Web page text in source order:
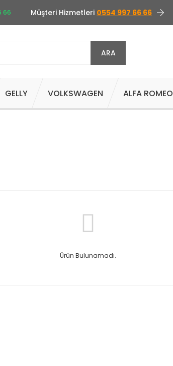
66 Müşteri Hizmetleri 0554 997 66 66
ARA
GELLY VOLKSWAGEN ALFA ROMEO
Ürün Bulunamadı.